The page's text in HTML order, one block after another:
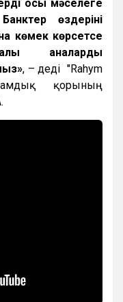
осы мәселеге
өздерінің
көмек көрсетсе
аналардың
, – деді "Rahym
қорының